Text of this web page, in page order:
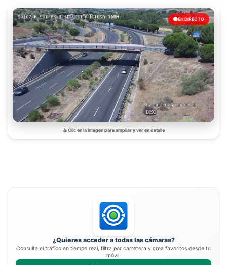
EN DIRECTO
Clic en la imagen para ampliar y ver en detalle
¿Quieres acceder a todas las cámaras?
Consulta el tráfico en tiempo real, filtra por carretera y crea favoritos desde tu
móvil.